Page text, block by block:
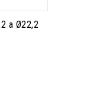
a Ø22,2